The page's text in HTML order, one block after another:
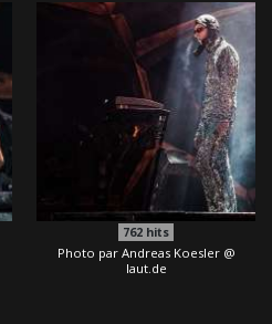
762 hits
Photo par Andreas Koesler @
laut.de